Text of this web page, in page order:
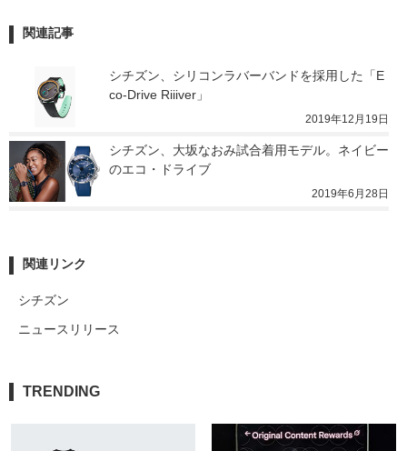
関連記事
シチズン、シリコンラバーバンドを採用した「E
co-Drive Riiiver」
2019年12月19日
シチズン、大坂なおみ試合着用モデル。ネイビー
のエコ・ドライブ
2019年6月28日
関連リンク
シチズン
ニュースリリース
TRENDING